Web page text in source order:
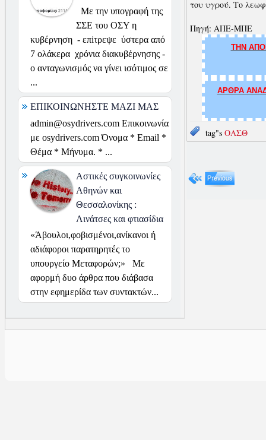
του υγρού. Το
Πηγή: ΑΠΕ-ΜΠΕ
ΤΗΝ
ΑΡΘΡΑ
tag"s ΟΑΣΘ
Με την υπογραφή της
ΣΣΕ του ΟΣΥ η
κυβέρνηση - επiτρεψε ύστερα από
7 ολάκερα χρόνια διακυβέρνησης -
ο ανταγωνισμός να γίνει ισότιμος σε
...
ΕΠΙΚΟΙΝΩΝΗΣΤΕ ΜΑΖΙ ΜΑΣ
admin@osydrivers.com Επικοινωνία
με osydrivers.com Όνομα * Email *
Θέμα * Μήνυμα. * ...
Αστικές συγκοινωνίες
Αθηνών και
Θεσσαλονίκης :
Λινάτσες και φτιασίδια
«Άβουλοι,φοβισμένοι,ανίκανοι ή
αδιάφοροι παρατηρητές το
υπουργείο Μεταφορών;» Με
αφορμή δυο άρθρα που διάβασα
στην εφημερίδα των συντακτών...